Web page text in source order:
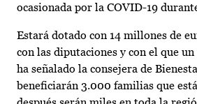
ocasionada por la COVID-19
Estará dotado con 14 millones de
con las diputaciones y con el que
ha señalado la consejera de
beneficiarán 3.000 familias que